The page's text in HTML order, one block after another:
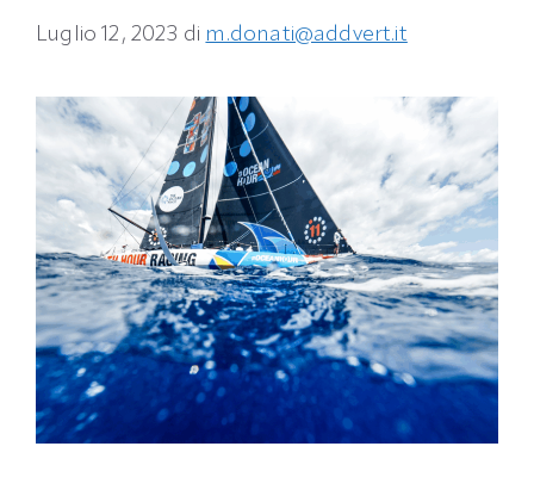
Luglio 12, 2023 di m.donati@addvert.it